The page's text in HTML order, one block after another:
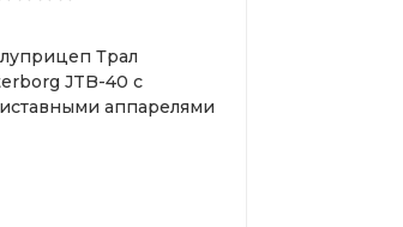
Трал
JTB-40 с
аппарелями